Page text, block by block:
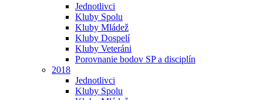
Jednotlivci
Kluby Spolu
Kluby Mládež
Kluby Dospelí
Kluby Veteráni
Porovnanie bodov SP a disciplín
2018
Jednotlivci
Kluby Spolu